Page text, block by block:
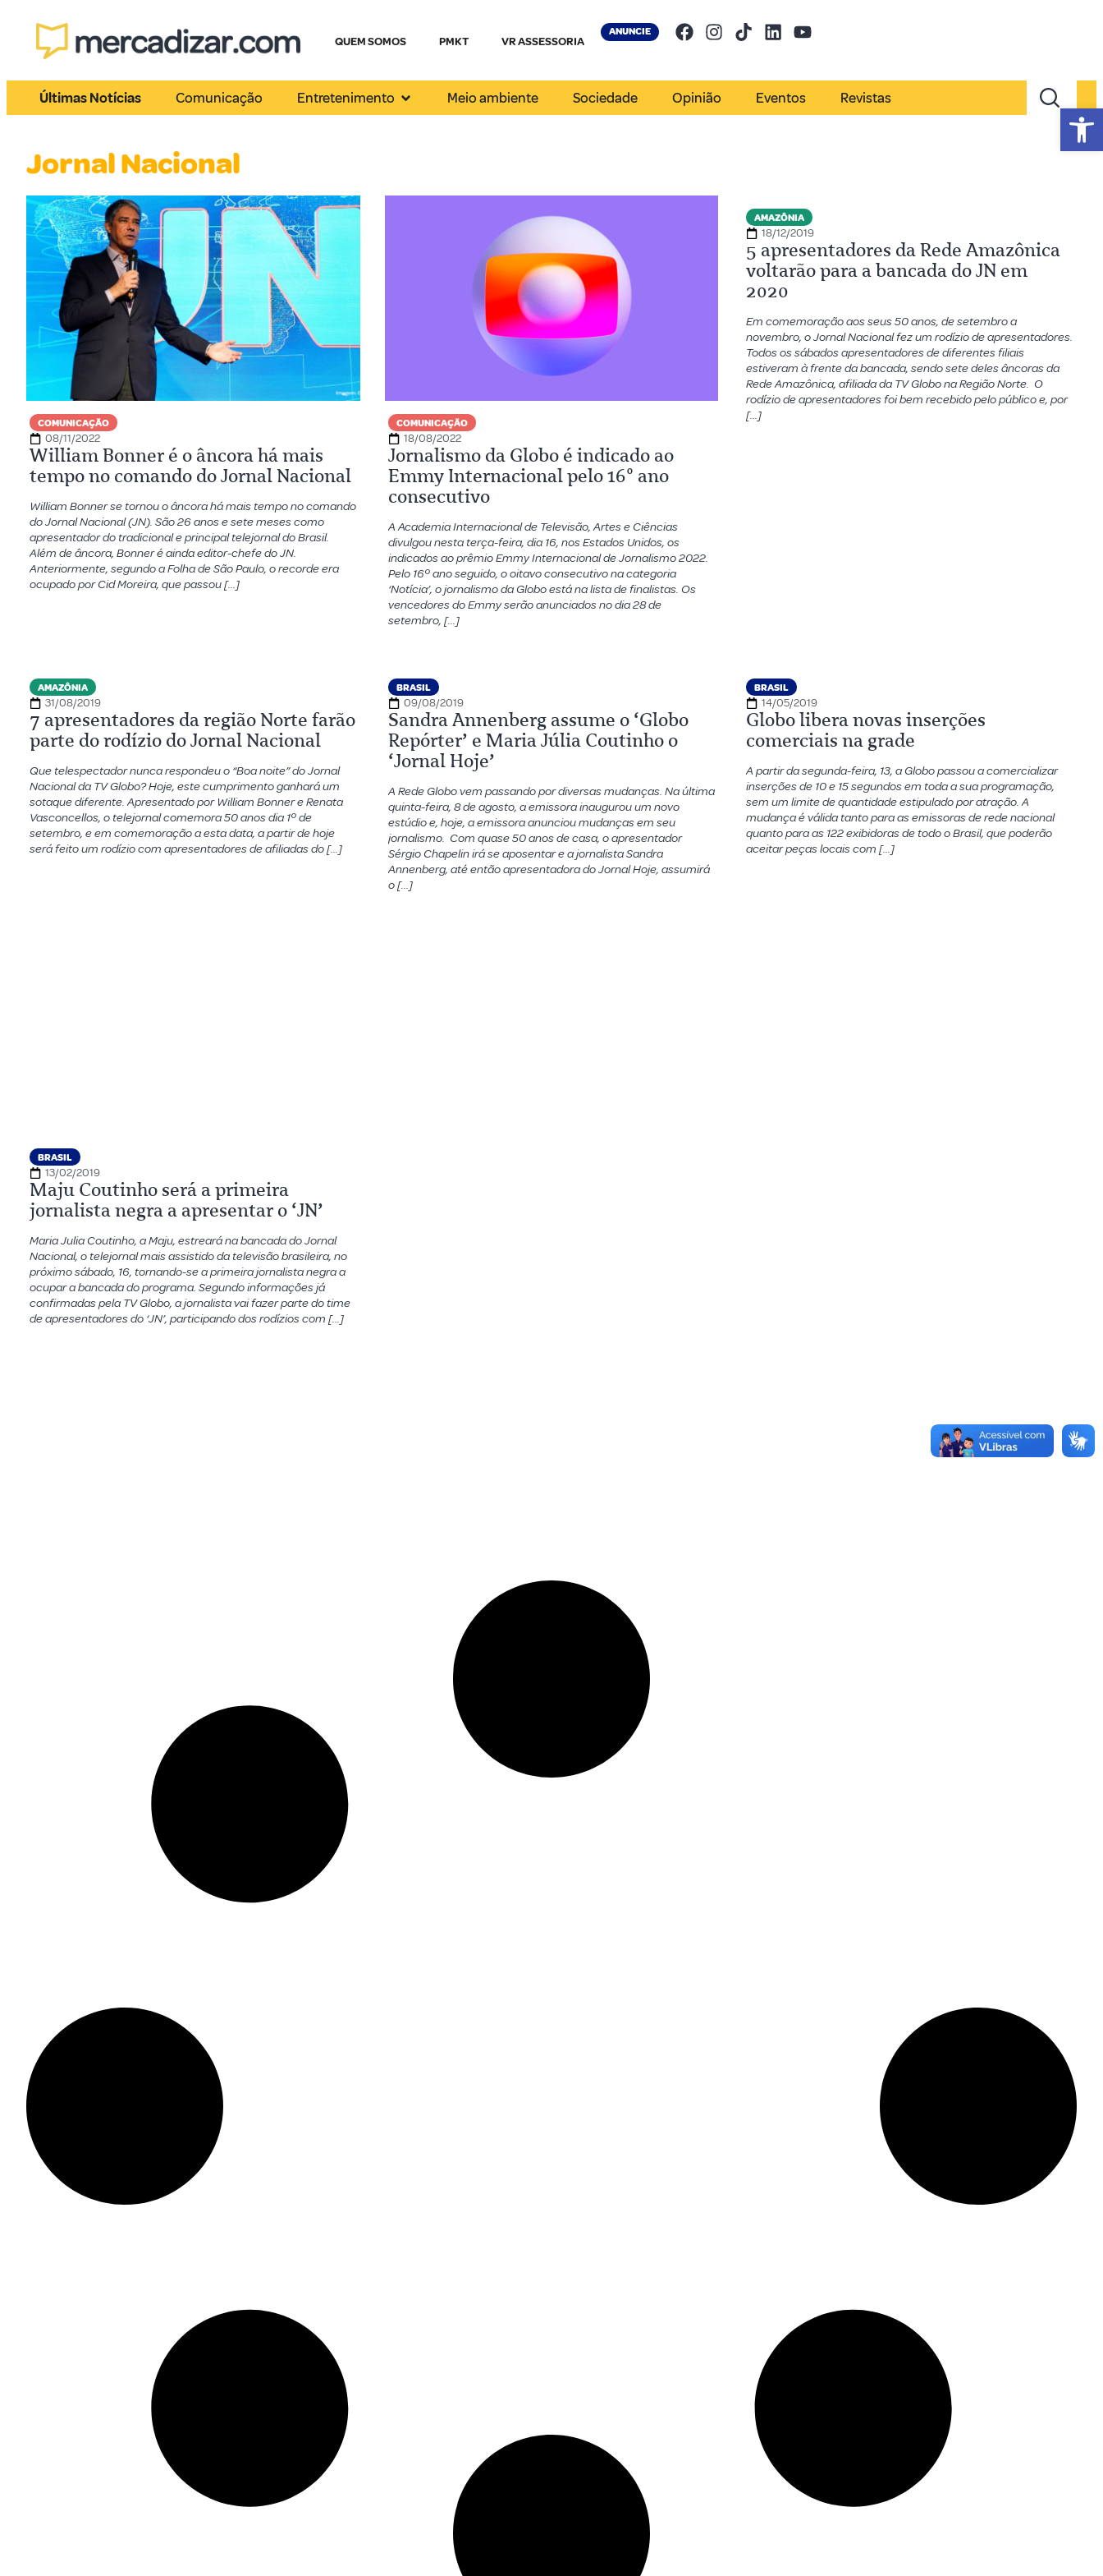
QUEM SOMOS PMKT VR ASSESSORIA
ANUNCIE
Últimas Notícias Comunicação Entretenimento Meio ambiente Sociedade Opinião Eventos Revistas
Jornal Nacional
COMUNICAÇÃO
08/11/2022
William Bonner é o âncora há mais
tempo no comando do Jornal Nacional
William Bonner se tornou o âncora há mais tempo no comando
do Jornal Nacional (JN). São 26 anos e sete meses como
apresentador do tradicional e principal telejornal do Brasil.
Além de âncora, Bonner é ainda editor-chefe do JN.
Anteriormente, segundo a Folha de São Paulo, o recorde era
ocupado por Cid Moreira, que passou […]
COMUNICAÇÃO
18/08/2022
Jornalismo da Globo é indicado ao
Emmy Internacional pelo 16º ano
consecutivo
A Academia Internacional de Televisão, Artes e Ciências
divulgou nesta terça-feira, dia 16, nos Estados Unidos, os
indicados ao prêmio Emmy Internacional de Jornalismo 2022.
Pelo 16º ano seguido, o oitavo consecutivo na categoria
‘Notícia’, o jornalismo da Globo está na lista de finalistas. Os
vencedores do Emmy serão anunciados no dia 28 de
setembro, […]
AMAZÔNIA
18/12/2019
5 apresentadores da Rede Amazônica
voltarão para a bancada do JN em
2020
Em comemoração aos seus 50 anos, de setembro a
novembro, o Jornal Nacional fez um rodízio de apresentadores.
Todos os sábados apresentadores de diferentes filiais
estiveram à frente da bancada, sendo sete deles âncoras da
Rede Amazônica, afiliada da TV Globo na Região Norte. O
rodízio de apresentadores foi bem recebido pelo público e, por
[…]
AMAZÔNIA
31/08/2019
7 apresentadores da região Norte farão
parte do rodízio do Jornal Nacional
Que telespectador nunca respondeu o “Boa noite” do Jornal
Nacional da TV Globo? Hoje, este cumprimento ganhará um
sotaque diferente. Apresentado por William Bonner e Renata
Vasconcellos, o telejornal comemora 50 anos dia 1º de
setembro, e em comemoração a esta data, a partir de hoje
será feito um rodízio com apresentadores de afiliadas do […]
BRASIL
09/08/2019
Sandra Annenberg assume o ‘Globo
Repórter’ e Maria Júlia Coutinho o
‘Jornal Hoje’
A Rede Globo vem passando por diversas mudanças. Na última
quinta-feira, 8 de agosto, a emissora inaugurou um novo
estúdio e, hoje, a emissora anunciou mudanças em seu
jornalismo. Com quase 50 anos de casa, o apresentador
Sérgio Chapelin irá se aposentar e a jornalista Sandra
Annenberg, até então apresentadora do Jornal Hoje, assumirá
o […]
BRASIL
14/05/2019
Globo libera novas inserções
comerciais na grade
A partir da segunda-feira, 13, a Globo passou a comercializar
inserções de 10 e 15 segundos em toda a sua programação,
sem um limite de quantidade estipulado por atração. A
mudança é válida tanto para as emissoras de rede nacional
quanto para as 122 exibidoras de todo o Brasil, que poderão
aceitar peças locais com […]
BRASIL
13/02/2019
Maju Coutinho será a primeira
jornalista negra a apresentar o ‘JN’
Maria Julia Coutinho, a Maju, estreará na bancada do Jornal
Nacional, o telejornal mais assistido da televisão brasileira, no
próximo sábado, 16, tornando-se a primeira jornalista negra a
ocupar a bancada do programa. Segundo informações já
confirmadas pela TV Globo, a jornalista vai fazer parte do time
de apresentadores do ‘JN’, participando dos rodízios com […]